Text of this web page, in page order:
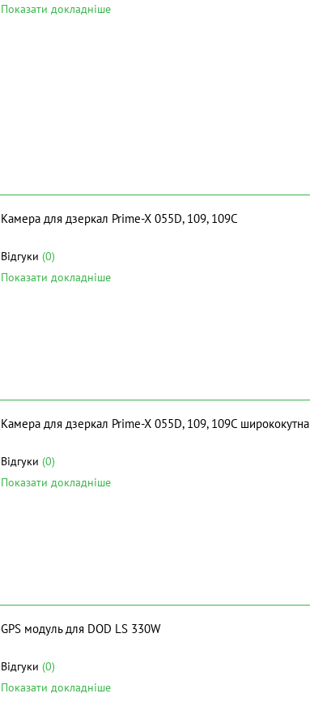
Показати докладніше
Камера для дзеркал Prime-X 055D, 109, 109C
Відгуки (0)
Показати докладніше
Камера для дзеркал Prime-X 055D, 109, 109C ширококутна
Відгуки (0)
Показати докладніше
GPS модуль для DOD LS 330W
Відгуки (0)
Показати докладніше